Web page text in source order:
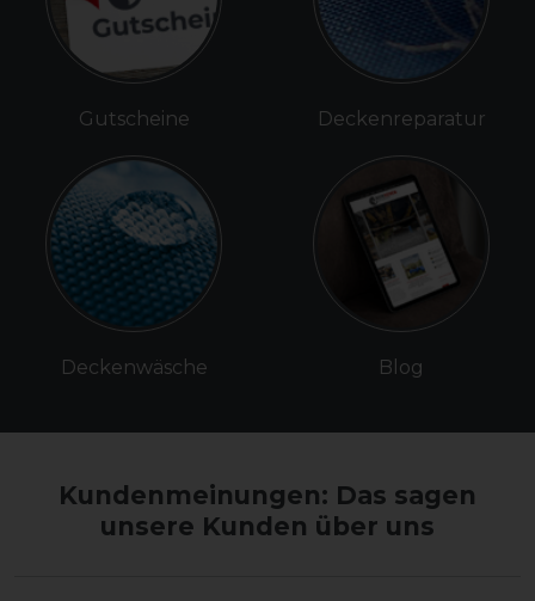
Gutscheine
Deckenwäsche
Deckenreparatur
Blog
Kundenmeinungen: Das sagen
unsere Kunden über uns